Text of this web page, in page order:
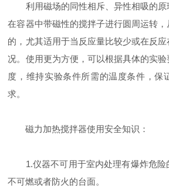
利用磁场的同性相斥、异性相吸的原
在容器中带磁性的搅拌子进行圆周运转
的，尤其适用于当反应量比较少或在反
况。使用更为方便，可以根据具体的实
度，维持实验条件所需的温度条件，保
求。
磁力加热搅拌器使用安全知识：
1.仪器不可用于室内处理有爆炸危险
不可燃或者防火的台面。